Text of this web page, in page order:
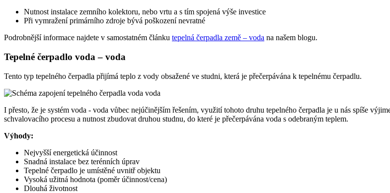
Nutnost instalace zemního kolektoru, nebo vrtu a s tím spojená výše investice
Při vymražení primárního zdroje bývá poškození nevratné
Podrobnější informace najdete v samostatném článku tepelná čerpadla země – voda na našem blogu.
Tepelné čerpadlo voda – voda
Tento typ tepelného čerpadla přijímá teplo z vody obsažené ve studni, která je přečerpávána k tepelnému čerpadlu.
I přesto, že je systém voda - voda vůbec nejúčinějším řešením, využití tohoto druhu tepelného čerpadla je u nás spíše
schvalovacího procesu a nutnost zbudovat druhou studnu, do které je přečerpávána voda s odebraným teplem.
Výhody:
Nejvyšší energetická účinnost
Snadná instalace bez terénních úprav
Tepelné čerpadlo je umístěné uvnitř objektu
Vysoká užitná hodnota (poměr účinnost/cena)
Dlouhá životnost